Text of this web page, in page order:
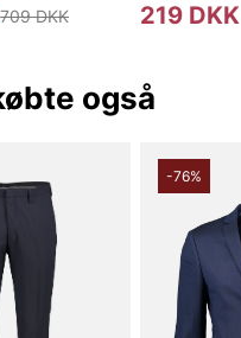
709 DKK 219 DKK
også
-76%